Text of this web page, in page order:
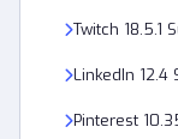
Twitch 18.5.1
LinkedIn 12.4
Pinterest